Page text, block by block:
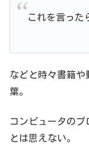
これを言った
などと時々書籍や
葉。
コンピュータの
とは思えない。